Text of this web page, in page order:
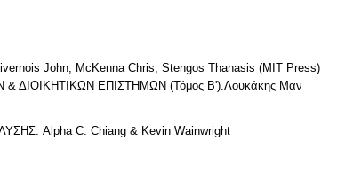
John, McKenna Chris, Stengos Thanasis (MIT Press)
ΕΠΙΣΤΗΜΩΝ (Τόμος B').Λουκάκης Μαν
Alpha C. Chiang & Kevin Wainwright